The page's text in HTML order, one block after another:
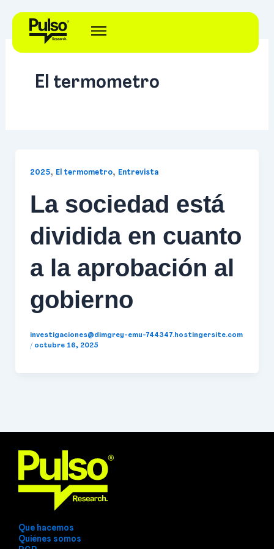
contenido
El termometro
2025, El termometro, Entrevista
La sociedad está
dividida en cuanto
a la aprobación al
gobierno
investigaciones@dimgrey-emu-744347.hostingersite.com
/ octubre 16, 2025
Que hacemos
Quiénes somos